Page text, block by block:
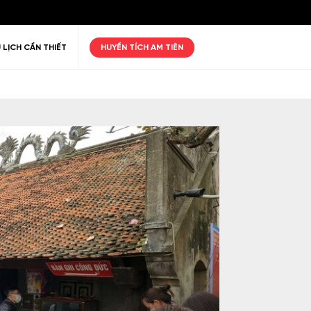
CẦN THIẾT HUYỀN TÍCH AM TIÊN
giãn Thiên nhiên Golf